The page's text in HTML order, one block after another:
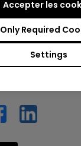
Settings
Only Required
Accepter les
Acheter sur